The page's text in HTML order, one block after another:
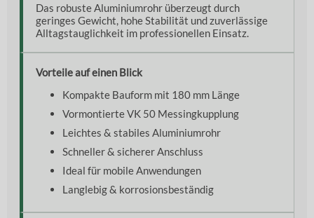
Das robuste Aluminiumrohr überzeugt durch
geringes Gewicht, hohe Stabilität und zuverlässige
Alltagstauglichkeit im professionellen Einsatz.
Vorteile auf einen Blick
Kompakte Bauform mit 180 mm Länge
Vormontierte VK 50 Messingkupplung
Leichtes & stabiles Aluminiumrohr
Schneller & sicherer Anschluss
Ideal für mobile Anwendungen
Langlebig & korrosionsbeständig